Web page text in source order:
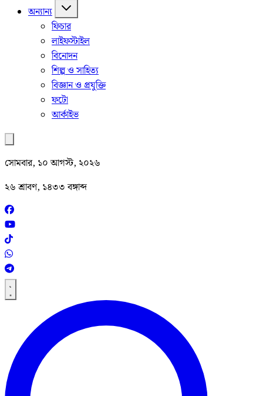
অন্যান্য
ফিচার
লাইফস্টাইল
বিনোদন
শিল্প ও সাহিত্য
বিজ্ঞান ও প্রযুক্তি
ফটো
আর্কাইভ
সোমবার, ১০ আগস্ট, ২০২৬
২৬ শ্রাবণ, ১৪৩৩ বঙ্গাব্দ